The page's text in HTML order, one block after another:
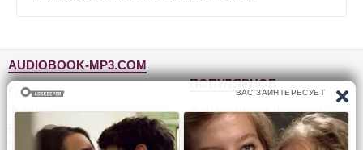
AUDIOBOOK-MP3.COM
Главная
Жанры
Блог
ПОПУЛЯРНОЕ
Фантастика и фэнтези
Детективы, триллеры